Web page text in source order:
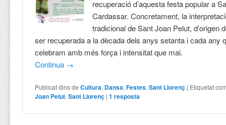
recuperació d’aquesta festa popular a
Cardassar. Concretament, la
tradicional de Sant Joan Pelut, d’origen
ser recuperada a la dècada dels anys setanta i cada any
celebram amb més força i intensitat que mai.
Continua →
Publicat dins de Cultura, Dansa,Festes,Sant Llorenç | Etiquetat
Joan Pelut,Sant Llorenç |1 resposta